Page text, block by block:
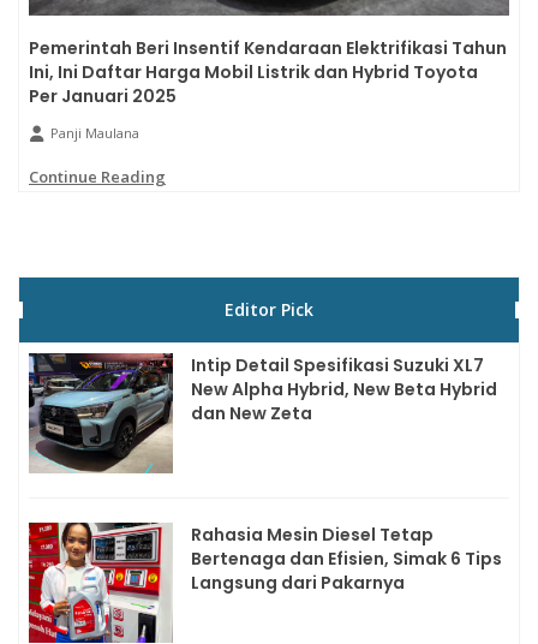
Pemerintah Beri Insentif Kendaraan Elektrifikasi Tahun
Ini, Ini Daftar Harga Mobil Listrik dan Hybrid Toyota
Per Januari 2025
Panji Maulana
Continue Reading
Editor Pick
Intip Detail Spesifikasi Suzuki XL7
New Alpha Hybrid, New Beta Hybrid
dan New Zeta
Rahasia Mesin Diesel Tetap
Bertenaga dan Efisien, Simak 6 Tips
Langsung dari Pakarnya